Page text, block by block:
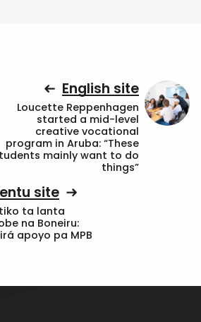
English site
Loucette Reppenhagen
started a mid-level
creative vocational
program in Aruba: “These
mainly want to do
things”
site
ta lanta
na Boneiru:
apoyo pa MPB